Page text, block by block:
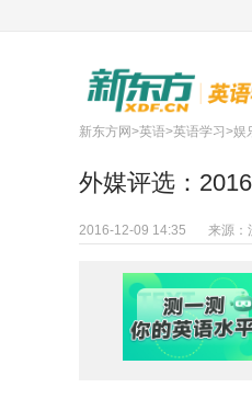
新东方网>英语>英语学习 >娱
外媒评选：
2016-12-09 14:35 来源：